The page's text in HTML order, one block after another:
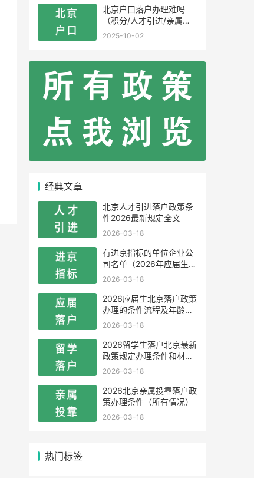
北京户口落户办理难吗
（积分/人才引进/亲属投
靠）
2025-10-02
经典文章
北京人才引进落户政策条
件2026最新规定全文
2026-03-18
有进京指标的单位企业公
司名单（2026年应届生留
学生）
2026-03-18
2026应届生北京落户政策
办理的条件流程及年龄限
制
2026-03-18
2026留学生落户北京最新
政策规定办理条件和材料
及流程
2026-03-18
2026北京亲属投靠落户政
策办理条件（所有情况）
2026-03-18
热门标签